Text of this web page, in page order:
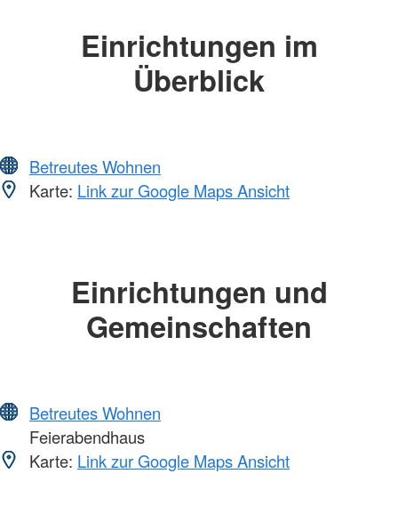
Einrichtungen im
Überblick
Betreutes Wohnen
Karte: Link zur Google Maps Ansicht
Einrichtungen und
Gemeinschaften
Betreutes Wohnen
Feierabendhaus
Karte: Link zur Google Maps Ansicht